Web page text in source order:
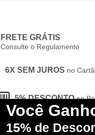
FRETE GRÁTIS
Consulte o Regulamento
6X SEM JUROS no
5% DESCONTO no
CONHEÇA nossa
Você
15% de